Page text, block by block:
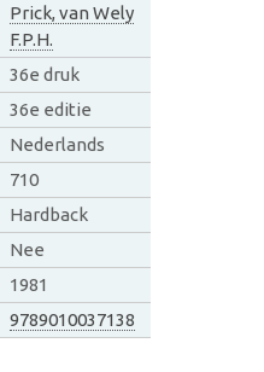
Prick, van Wely
F.P.H.
36e druk
36e editie
Nederlands
710
Hardback
Nee
1981
9789010037138